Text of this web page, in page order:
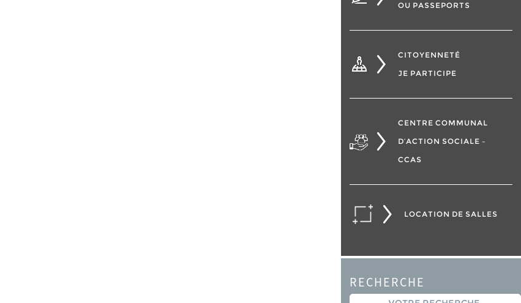
OU PASSEPORTS
CITOYENNETÉ
JE PARTICIPE
CENTRE COMMUNAL
D’ACTION SOCIALE –
CCAS
LOCATION DE SALLES
RECHERCHE